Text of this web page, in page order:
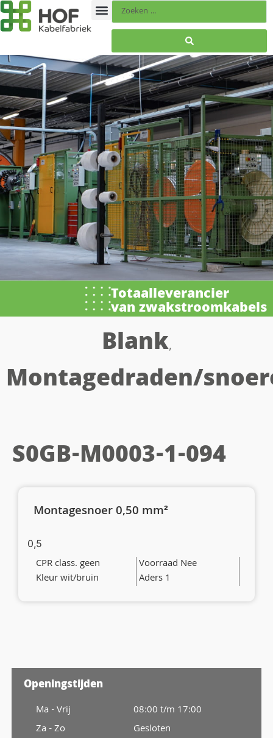
Totaalleverancier
van zwakstroomkabels
Blank,
Montagedraden/
S0GB-M0003-1-094
Montagesnoer 0,50 mm²
0,5
CPR class. geen
Voorraad Nee
Kleur wit/bruin
Aders 1
Openingstijden
Ma - Vrij
Za - Zo
08:00 t/m 17:00
Gesloten